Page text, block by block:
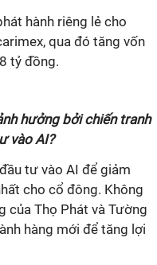
hành riêng lẻ cho
qua đó tăng vốn
tỷ đồng.
hưởng bởi chiến tranh
vào AI?
tư vào AI để giảm
cho cổ đông. Không
của Thọ Phát và Tường
hàng mới để tăng lợi